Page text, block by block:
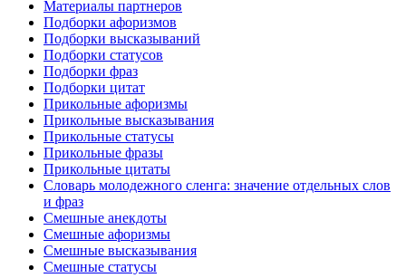
Материалы партнеров
Подборки афоризмов
Подборки высказываний
Подборки статусов
Подборки фраз
Подборки цитат
Прикольные афоризмы
Прикольные высказывания
Прикольные статусы
Прикольные фразы
Прикольные цитаты
Словарь молодежного сленга: значение отдельных слов
и фраз
Смешные анекдоты
Смешные афоризмы
Смешные высказывания
Смешные статусы